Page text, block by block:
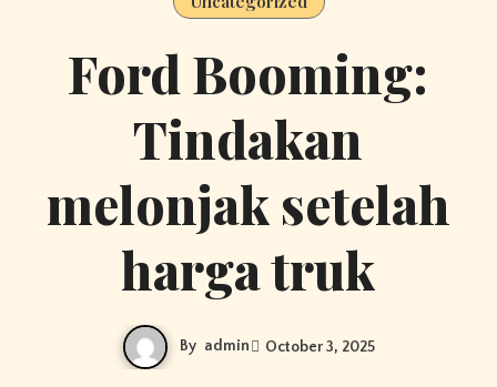
Ford Booming:
Tindakan
melonjak setelah
harga truk
By admin October 3, 2025